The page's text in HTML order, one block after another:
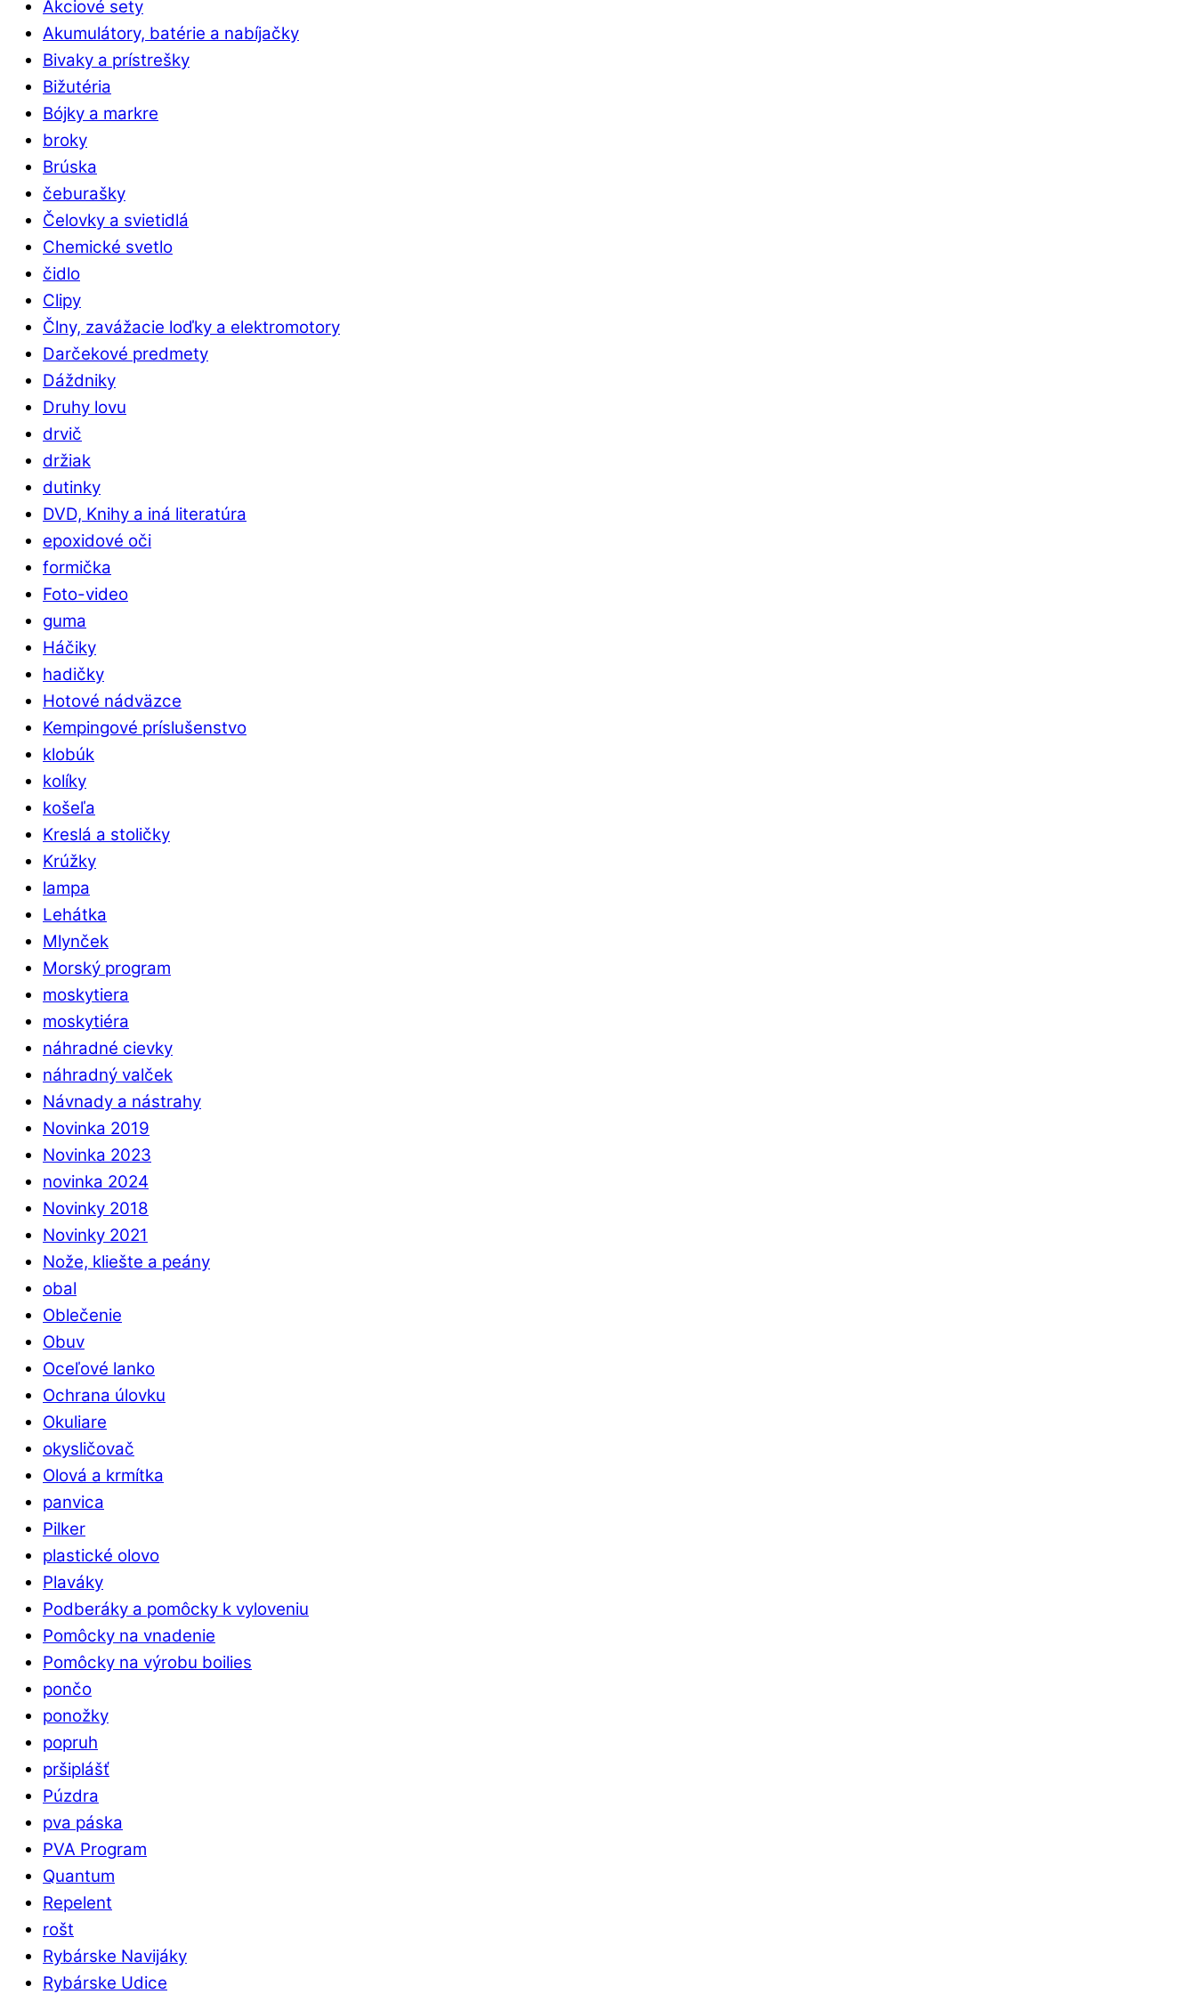
Akciové sety
Akumulátory, batérie a nabíjačky
Bivaky a prístrešky
Bižutéria
Bójky a markre
broky
Brúska
čeburašky
Čelovky a svietidlá
Chemické svetlo
čidlo
Clipy
Člny, zavážacie loďky a elektromotory
Darčekové predmety
Dáždniky
Druhy lovu
drvič
držiak
dutinky
DVD, Knihy a iná literatúra
epoxidové oči
formička
Foto-video
guma
Háčiky
hadičky
Hotové nádväzce
Kempingové príslušenstvo
klobúk
kolíky
košeľa
Kreslá a stoličky
Krúžky
lampa
Lehátka
Mlynček
Morský program
moskytiera
moskytiéra
náhradné cievky
náhradný valček
Návnady a nástrahy
Novinka 2019
Novinka 2023
novinka 2024
Novinky 2018
Novinky 2021
Nože, kliešte a peány
obal
Oblečenie
Obuv
Oceľové lanko
Ochrana úlovku
Okuliare
okysličovač
Olová a krmítka
panvica
Pilker
plastické olovo
Plaváky
Podberáky a pomôcky k vyloveniu
Pomôcky na vnadenie
Pomôcky na výrobu boilies
pončo
ponožky
popruh
pršiplášť
Púzdra
pva páska
PVA Program
Quantum
Repelent
rošt
Rybárske Navijáky
Rybárske Udice